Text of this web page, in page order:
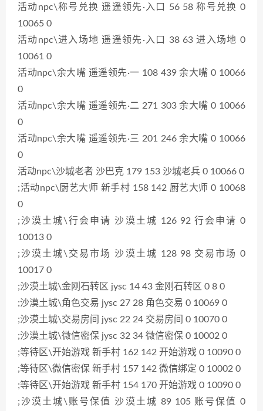
活动npc\称号兑换 遥遥领先·入口 56 58 称号兑换 0
10065 0
活动npc\进入场地 遥遥领先·入口 38 63 进入场地 0
10061 0
活动npc\余大嘴 遥遥领先·一 108 439 余大嘴 0 10066
0
活动npc\余大嘴 遥遥领先·二 271 303 余大嘴 0 10066
0
活动npc\余大嘴 遥遥领先·三 201 246 余大嘴 0 10066
0
活动npc\沙城老者 沙巴克 179 153 沙城老兵 0 10066 0
;活动npc\厨艺大师 新手村 158 142 厨艺大师 0 10068
0
;沙漠土城\行会申请 沙漠土城 126 92 行会申请 0
10013 0
;沙漠土城\交易市场 沙漠土城 128 98 交易市场 0
10017 0
;沙漠土城\金刚石转区 jysc 14 43 金刚石转区 0 8 0
;沙漠土城\角色交易 jysc 27 28 角色交易 0 10069 0
;沙漠土城\交易房间 jysc 22 24 交易房间 0 10070 0
;沙漠土城\微信密保 jysc 32 34 微信密保 0 10002 0
;等待区\开始游戏 新手村 162 142 开始游戏 0 10090 0
;等待区\微信密保 新手村 157 142 微信绑定 0 10002 0
;等待区\开始游戏 新手村 154 170 开始游戏 0 10090 0
;沙漠土城\账号保值 沙漠土城 89 105 账号保值 0